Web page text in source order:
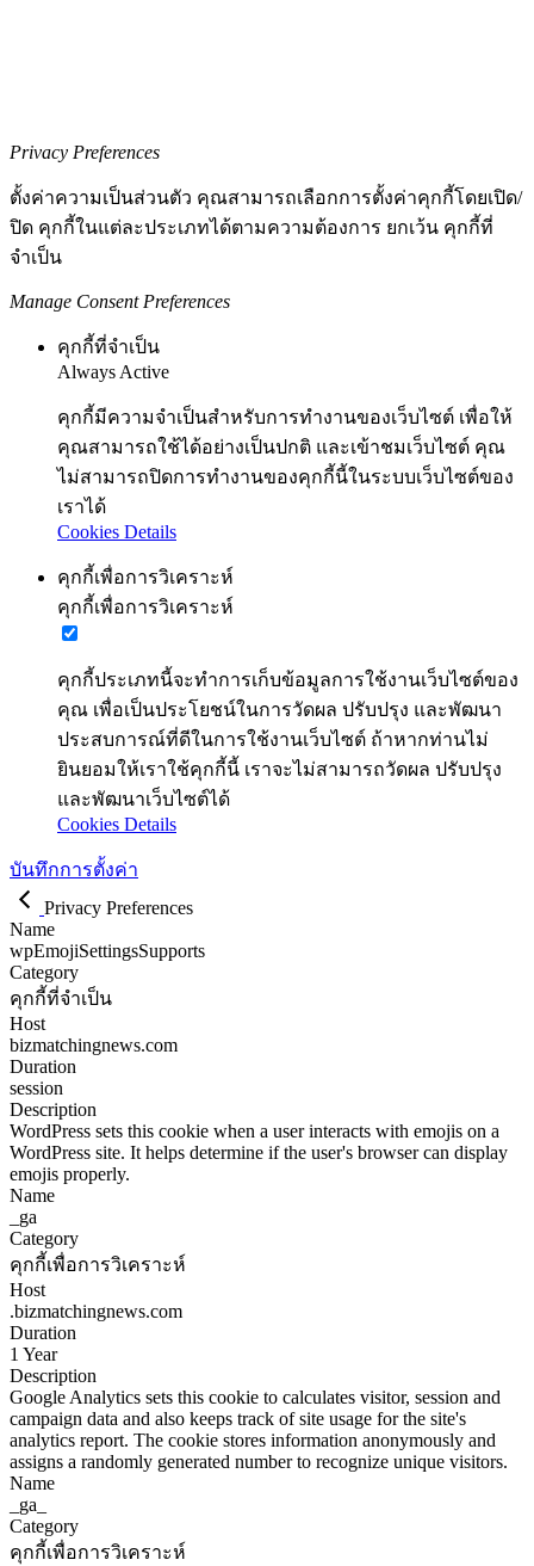
Privacy Preferences
ตั้งค่าความเป็นส่วนตัว คุณสามารถเลือกการตั้งค่าคุกกี้โดยเปิด/
ปิด คุกกี้ในแต่ละประเภทได้ตามความต้องการ ยกเว้น คุกกี้ที่
จำเป็น
Manage Consent Preferences
คุกกี้ที่จำเป็น
Always Active
คุกกี้มีความจำเป็นสำหรับการทำงานของเว็บไซต์ เพื่อให้
คุณสามารถใช้ได้อย่างเป็นปกติ และเข้าชมเว็บไซต์ คุณ
ไม่สามารถปิดการทำงานของคุกกี้นี้ในระบบเว็บไซต์ของ
เราได้
Cookies Details
คุกกี้เพื่อการวิเคราะห์
คุกกี้เพื่อการวิเคราะห์
คุกกี้ประเภทนี้จะทำการเก็บข้อมูลการใช้งานเว็บไซต์ของ
คุณ เพื่อเป็นประโยชน์ในการวัดผล ปรับปรุง และพัฒนา
ประสบการณ์ที่ดีในการใช้งานเว็บไซต์ ถ้าหากท่านไม่
ยินยอมให้เราใช้คุกกี้นี้ เราจะไม่สามารถวัดผล ปรับปรุง
และพัฒนาเว็บไซต์ได้
Cookies Details
บันทึกการตั้งค่า
Privacy Preferences
Name
wpEmojiSettingsSupports
Category
คุกกี้ที่จำเป็น
Host
bizmatchingnews.com
Duration
session
Description
WordPress sets this cookie when a user interacts with emojis on a
WordPress site. It helps determine if the user's browser can display
emojis properly.
Name
_ga
Category
คุกกี้เพื่อการวิเคราะห์
Host
.bizmatchingnews.com
Duration
1 Year
Description
Google Analytics sets this cookie to calculates visitor, session and
campaign data and also keeps track of site usage for the site's
analytics report. The cookie stores information anonymously and
assigns a randomly generated number to recognize unique visitors.
Name
_ga_
Category
คุกกี้เพื่อการวิเคราะห์